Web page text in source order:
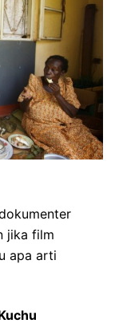
jika film
apa arti